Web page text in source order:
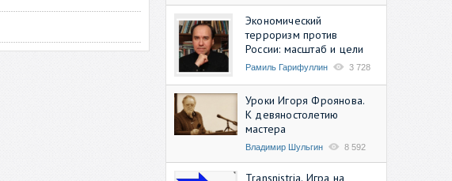
Экономический
терроризм против
России: масштаб и цели
Рамиль Гарифуллин 3 728
Уроки Игоря Фроянова.
К девяностолетию
мастера
Владимир Шульгин 8 592
Transnistria. Игра на